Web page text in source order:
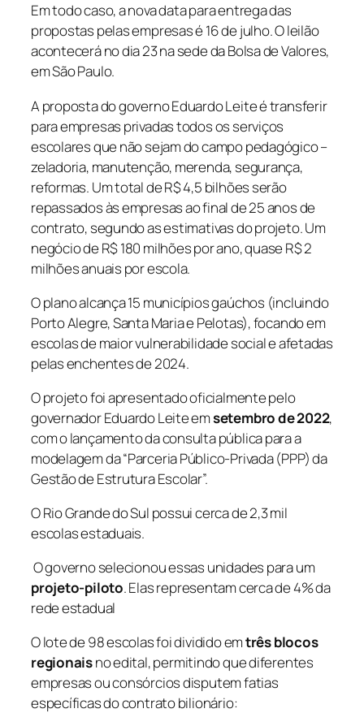
Em todo caso, a nova data para entrega das
propostas pelas empresas é 16 de julho. O leilão
acontecerá no dia 23 na sede da Bolsa de Valores,
em São Paulo.
A proposta do governo Eduardo Leite é transferir
para empresas privadas todos os serviços
escolares que não sejam do campo pedagógico –
zeladoria, manutenção, merenda, segurança,
reformas. Um total de R$ 4,5 bilhões serão
repassados às empresas ao final de 25 anos de
contrato, segundo as estimativas do projeto. Um
negócio de R$ 180 milhões por ano, quase R$ 2
milhões anuais por escola.
O plano alcança 15 municípios gaúchos (incluindo
Porto Alegre, Santa Maria e Pelotas), focando em
escolas de maior vulnerabilidade social e afetadas
pelas enchentes de 2024.
O projeto foi apresentado oficialmente pelo
governador Eduardo Leite emsetembro de 2022,
com o lançamento da consulta pública para a
modelagem da “Parceria Público-Privada (PPP) da
Gestão de Estrutura Escolar”.
O Rio Grande do Sul possui cerca de 2,3 mil
escolas estaduais.
O governo selecionou essas unidades para um
projeto-piloto. Elas representam cerca de 4% da
rede estadual
O lote de 98 escolas foi dividido emtrês blocos
regionaisno edital, permitindo que diferentes
empresas ou consórcios disputem fatias
específicas do contrato bilionário: